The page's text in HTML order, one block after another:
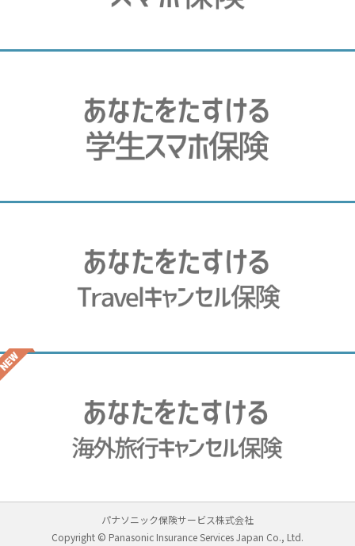
パナソニック保険サービス株式会社
Copyright © Panasonic Insurance Services Japan Co., Ltd.